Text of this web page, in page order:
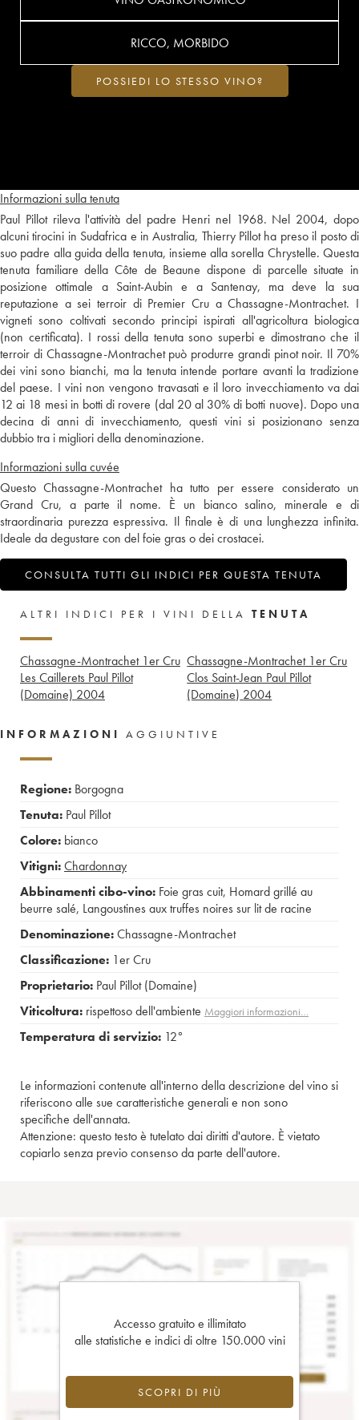
Informazioni sulla tenuta
Paul Pillot rileva l'attività del padre Henri nel 1968. Nel 2004, dopo
alcuni tirocini in Sudafrica e in Australia, Thierry Pillot ha preso il posto di
suo padre alla guida della tenuta, insieme alla sorella Chrystelle. Questa
tenuta familiare della Côte de Beaune dispone di parcelle situate in
posizione ottimale a Saint-Aubin e a Santenay, ma deve la sua
reputazione a sei terroir di Premier Cru a Chassagne-Montrachet. I
vigneti sono coltivati secondo principi ispirati all'agricoltura biologica
(non certificata). I rossi della tenuta sono superbi e dimostrano che il
terroir di Chassagne-Montrachet può produrre grandi pinot noir. Il 70%
dei vini sono bianchi, ma la tenuta intende portare avanti la tradizione
del paese. I vini non vengono travasati e il loro invecchiamento va dai
12 ai 18 mesi in botti di rovere (dal 20 al 30% di botti nuove). Dopo una
decina di anni di invecchiamento, questi vini si posizionano senza
dubbio tra i migliori della denominazione.
Informazioni sulla cuvée
Questo Chassagne-Montrachet ha tutto per essere considerato un
Grand Cru, a parte il nome. È un bianco salino, minerale e di
straordinaria purezza espressiva. Il finale è di una lunghezza infinita.
Ideale da degustare con del foie gras o dei crostacei.
CONSULTA TUTTI GLI INDICI PER QUESTA TENUTA
RICCO, MORBIDO
POSSIEDI LO STESSO VINO?
ALTRI INDICI PER I VINI DELLA TENUTA
Chassagne-Montrachet 1er Cru
Les Caillerets Paul Pillot
(Domaine) 2004
Chassagne-Montrachet 1er Cru
Clos Saint-Jean Paul Pillot
(Domaine) 2004
INFORMAZIONI AGGIUNTIVE
Regione: Borgogna
Tenuta: Paul Pillot
Colore: bianco
Vitigni:Chardonnay
Abbinamenti cibo-vino: Foie gras cuit, Homard grillé au
beurre salé, Langoustines aux truffes noires sur lit de racine
Denominazione:Chassagne-Montrachet
Classificazione: 1er Cru
Proprietario: Paul Pillot (Domaine)
Viticoltura: rispettoso dell'ambiente Maggiori informazioni…
Temperatura di servizio: 12°
Le informazioni contenute all'interno della descrizione del vino si
riferiscono alle sue caratteristiche generali e non sono
specifiche dell'annata.
Attenzione: questo testo è tutelato dai diritti d'autore. È vietato
copiarlo senza previo consenso da parte dell'autore.
Accesso gratuito e illimitato
alle statistiche e indici di oltre 150.000 vini
SCOPRI DI PIÙ